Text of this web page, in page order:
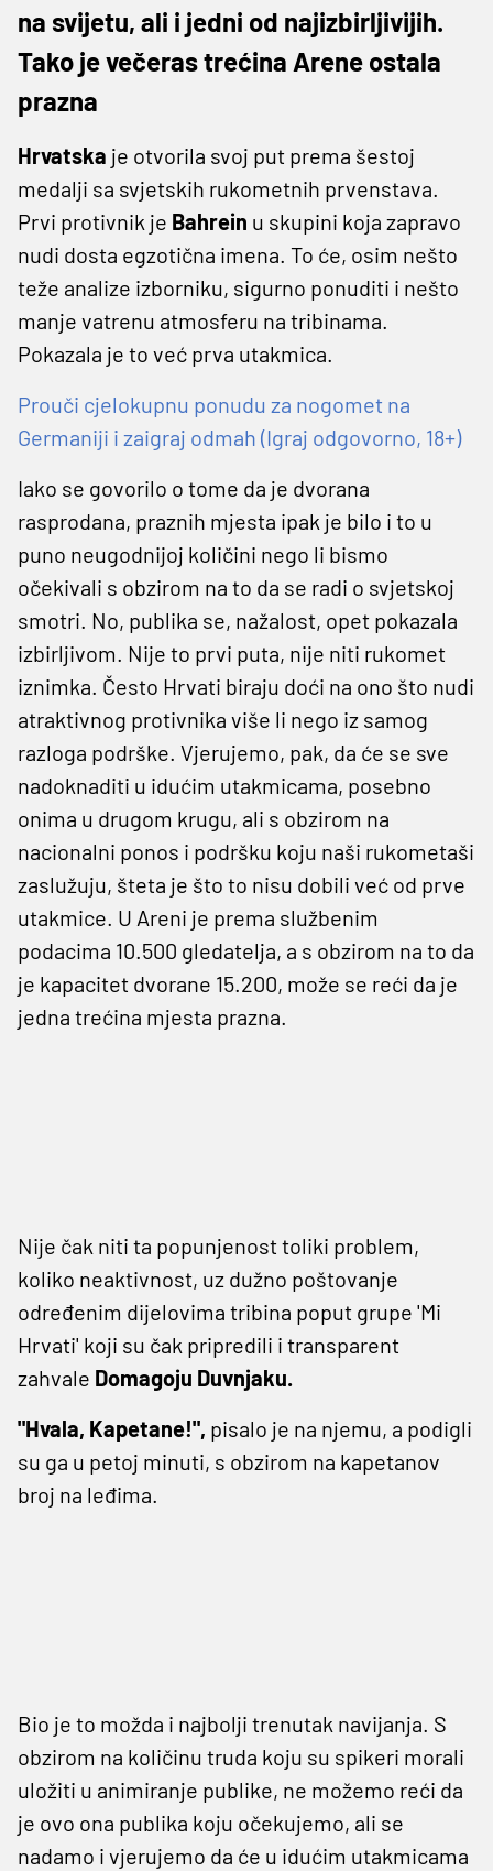
na svijetu, ali i jedni od najizbirljivijih.
Tako je večeras trećina Arene ostala
prazna
Hrvatska je otvorila svoj put prema šestoj
medalji sa svjetskih rukometnih prvenstava.
Prvi protivnik je Bahrein u skupini koja zapravo
nudi dosta egzotična imena. To će, osim nešto
teže analize izborniku, sigurno ponuditi i nešto
manje vatrenu atmosferu na tribinama.
Pokazala je to već prva utakmica.
Prouči cjelokupnu ponudu za nogomet na
Germaniji i zaigraj odmah (Igraj odgovorno, 18+)
Iako se govorilo o tome da je dvorana
rasprodana, praznih mjesta ipak je bilo i to u
puno neugodnijoj količini nego li bismo
očekivali s obzirom na to da se radi o svjetskoj
smotri. No, publika se, nažalost, opet pokazala
izbirljivom. Nije to prvi puta, nije niti rukomet
iznimka. Često Hrvati biraju doći na ono što nudi
atraktivnog protivnika više li nego iz samog
razloga podrške. Vjerujemo, pak, da će se sve
nadoknaditi u idućim utakmicama, posebno
onima u drugom krugu, ali s obzirom na
nacionalni ponos i podršku koju naši rukometaši
zaslužuju, šteta je što to nisu dobili već od prve
utakmice. U Areni je prema službenim
podacima 10.500 gledatelja, a s obzirom na to da
je kapacitet dvorane 15.200, može se reći da je
jedna trećina mjesta prazna.
Nije čak niti ta popunjenost toliki problem,
koliko neaktivnost, uz dužno poštovanje
određenim dijelovima tribina poput grupe 'Mi
Hrvati' koji su čak pripredili i transparent
zahvale Domagoju Duvnjaku.
"Hvala, Kapetane!", pisalo je na njemu, a podigli
su ga u petoj minuti, s obzirom na kapetanov
broj na leđima.
Bio je to možda i najbolji trenutak navijanja. S
obzirom na količinu truda koju su spikeri morali
uložiti u animiranje publike, ne možemo reći da
je ovo ona publika koju očekujemo, ali se
nadamo i vjerujemo da će u idućim utakmicama